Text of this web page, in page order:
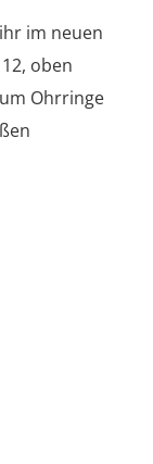
im neuen
oben
Ohrringe